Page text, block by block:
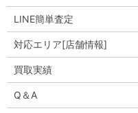
LINE簡単査定
対応エリア[店舗情報]
買取実績
Q＆A